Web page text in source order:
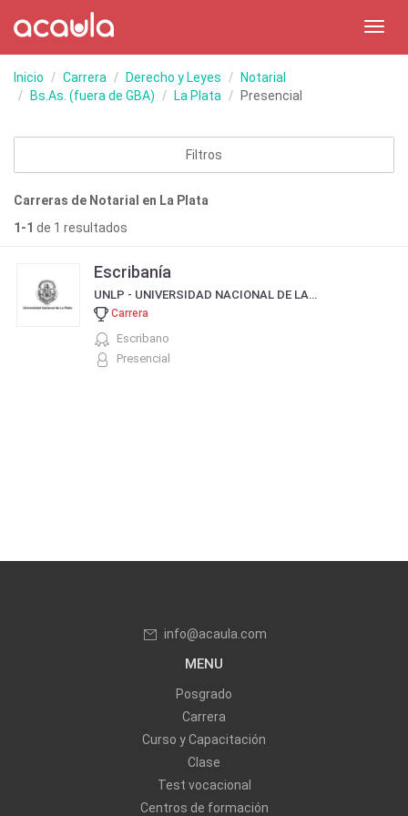
Inicio Carrera Derecho y Leyes
Notarial
Bs.As. (fuera de GBA)
La Plata Presencial
Filtros
Carreras de Notarial en La Plata
1-1 de 1 resultados
Escribanía
UNLP - UNIVERSIDAD NACIONAL DE LA PLATA
Carrera
Escribano
Presencial
info@acaula.com
MENU
Posgrado
Carrera
Curso y Capacitación
Clase
Test vocacional
Centros de formación